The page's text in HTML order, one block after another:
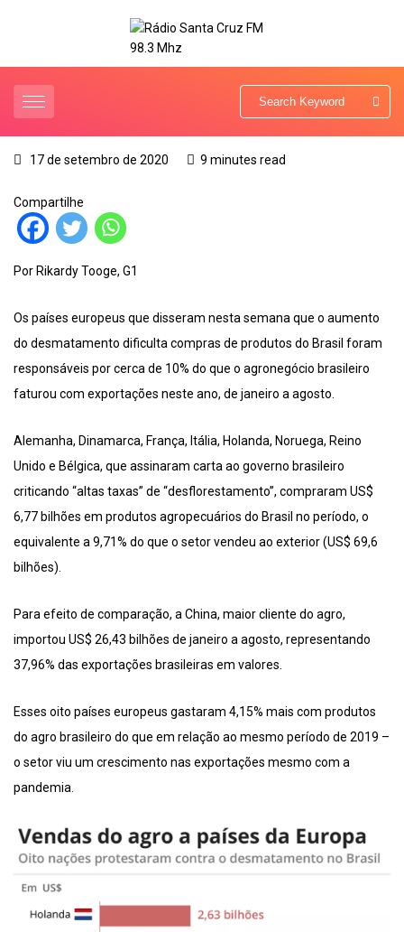
17 de setembro de 2020 9 minutes read
Compartilhe
Por Rikardy Tooge, G1
Os países europeus que disseram nesta semana que o aumento
do desmatamento dificulta compras de produtos do Brasil foram
responsáveis por cerca de 10% do que o agronegócio brasileiro
faturou com exportações neste ano, de janeiro a agosto.
Alemanha, Dinamarca, França, Itália, Holanda, Noruega, Reino
Unido e Bélgica, que assinaram carta ao governo brasileiro
criticando “altas taxas” de “desflorestamento”, compraram US$
6,77 bilhões em produtos agropecuários do Brasil no período, o
equivalente a 9,71% do que o setor vendeu ao exterior (US$ 69,6
bilhões).
Para efeito de comparação, a China, maior cliente do agro,
importou US$ 26,43 bilhões de janeiro a agosto, representando
37,96% das exportações brasileiras em valores.
Esses oito países europeus gastaram 4,15% mais com produtos
do agro brasileiro do que em relação ao mesmo período de 2019 –
o setor viu um crescimento nas exportações mesmo com a
pandemia.